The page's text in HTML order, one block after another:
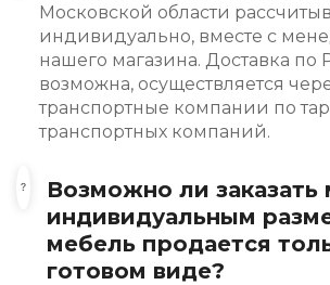
Московской области
индивидуально, вместе с
нашего магазина. Доставка по
возможна, осуществляется
транспортные компании по
транспортных компаний.
Возможно ли заказать
индивидуальным
мебель продается
готовом виде?